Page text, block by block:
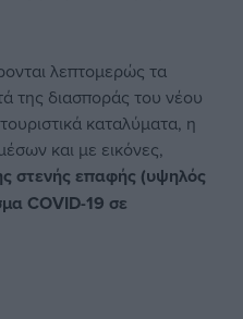
λεπτομερώς τα
της διασποράς του νέου
καταλύματα, η
και με εικόνες,
στενής επαφής (υψηλός
COVID-19 σε